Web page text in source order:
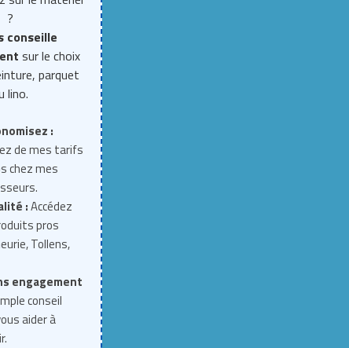
?
conseille
sur le choix
parquet
lino.
:
de mes tarifs
chez mes
:Accédez
pros
Tollens,
engagement
conseil
aider à